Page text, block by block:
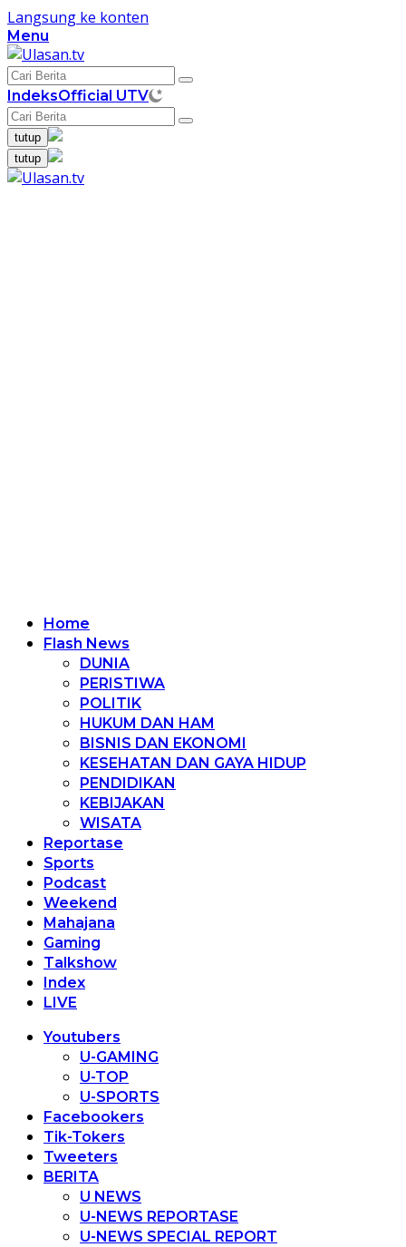
Langsung ke konten
Menu
IndeksOfficial UTV
tutup
tutup
Home
Flash News
DUNIA
PERISTIWA
POLITIK
HUKUM DAN HAM
BISNIS DAN EKONOMI
KESEHATAN DAN GAYA HIDUP
PENDIDIKAN
KEBIJAKAN
WISATA
Reportase
Sports
Podcast
Weekend
Mahajana
Gaming
Talkshow
Index
LIVE
Youtubers
U-GAMING
U-TOP
U-SPORTS
Facebookers
Tik-Tokers
Tweeters
BERITA
U NEWS
U-NEWS REPORTASE
U-NEWS SPECIAL REPORT